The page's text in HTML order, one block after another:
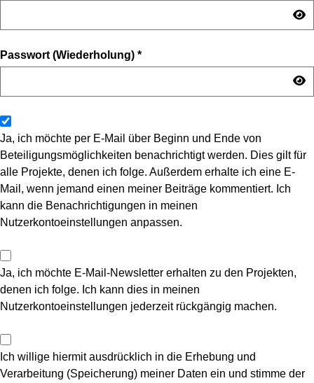
Passwort (Wiederholung) *
Ja, ich möchte per E-Mail über Beginn und Ende von
Beteiligungsmöglichkeiten benachrichtigt werden. Dies gilt für
alle Projekte, denen ich folge. Außerdem erhalte ich eine E-
Mail, wenn jemand einen meiner Beiträge kommentiert. Ich
kann die Benachrichtigungen in meinen
Nutzerkontoeinstellungen anpassen.
Ja, ich möchte E-Mail-Newsletter erhalten zu den Projekten,
denen ich folge. Ich kann dies in meinen
Nutzerkontoeinstellungen jederzeit rückgängig machen.
Ich willige hiermit ausdrücklich in die Erhebung und
Verarbeitung (Speicherung) meiner Daten ein und stimme der